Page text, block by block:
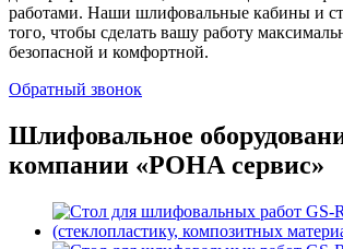
работами. Наши шлифовальные кабины и
того, чтобы сделать вашу работу
безопасной и комфортной.
Обратный звонок
Шлифовальное
компании «РОНА сервис»